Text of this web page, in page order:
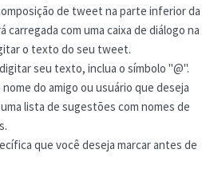
de tweet na parte inferior da
carregada com uma caixa de diálogo na
o texto do seu tweet.
seu texto, inclua o símbolo "@".
do amigo ou usuário que deseja
lista de sugestões com nomes de
que você deseja marcar antes de